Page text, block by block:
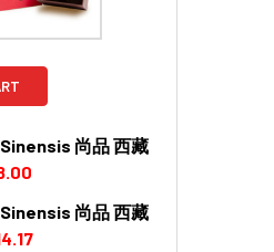
尚品 西藏
TIBET WILD CORDYCEPS
FOOD TIBET WILD
尚品 西藏